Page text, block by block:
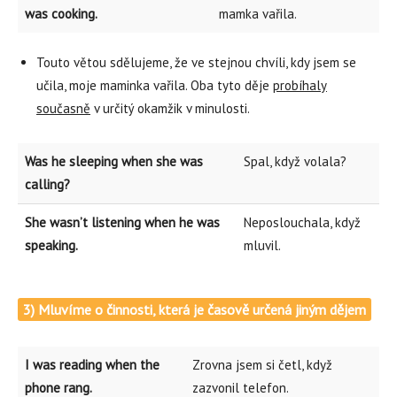
was cooking.
mamka vařila.
Touto větou sdělujeme, že ve stejnou chvíli, kdy jsem se
učila, moje maminka vařila. Oba tyto děje probíhaly
současně v určitý okamžik v minulosti.
Was he sleeping when she was
calling?
Spal, když volala?
She wasn’t listening when he was
speaking.
Neposlouchala, když
mluvil.
3) Mluvíme o činnosti, která je časově určená jiným dějem
I was reading when the
phone rang.
Zrovna jsem si četl, když
zazvonil telefon.